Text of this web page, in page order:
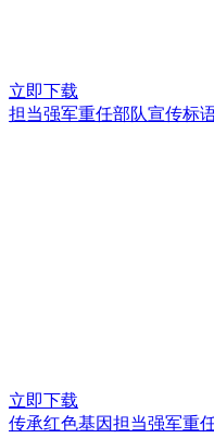
立即下载
担当强军重任部队宣传标
立即下载
传承红色基因担当强军重